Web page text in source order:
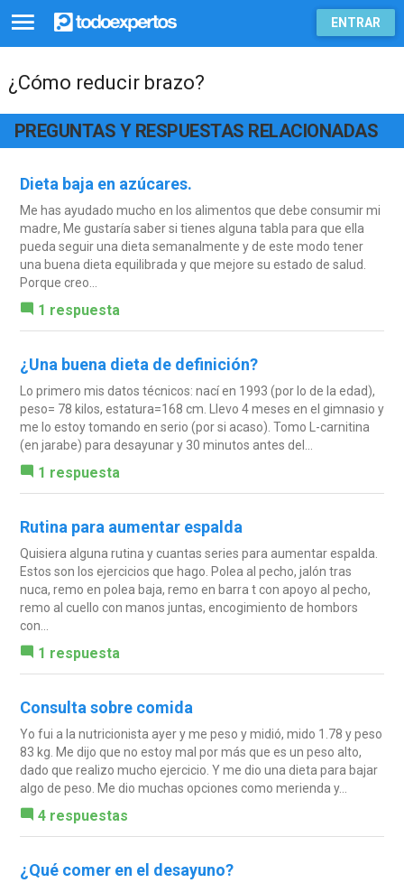
ENTRAR
¿Cómo reducir brazo?
PREGUNTAS Y RESPUESTAS RELACIONADAS
Dieta baja en azúcares.
Me has ayudado mucho en los alimentos que debe consumir mi
madre, Me gustaría saber si tienes alguna tabla para que ella
pueda seguir una dieta semanalmente y de este modo tener
una buena dieta equilibrada y que mejore su estado de salud.
Porque creo...
1 respuesta
¿Una buena dieta de definición?
Lo primero mis datos técnicos: nací en 1993 (por lo de la edad),
peso= 78 kilos, estatura=168 cm. Llevo 4 meses en el gimnasio y
me lo estoy tomando en serio (por si acaso). Tomo L-carnitina
(en jarabe) para desayunar y 30 minutos antes del...
1 respuesta
Rutina para aumentar espalda
Quisiera alguna rutina y cuantas series para aumentar espalda.
Estos son los ejercicios que hago. Polea al pecho, jalón tras
nuca, remo en polea baja, remo en barra t con apoyo al pecho,
remo al cuello con manos juntas, encogimiento de hombors
con...
1 respuesta
Consulta sobre comida
Yo fui a la nutricionista ayer y me peso y midió, mido 1.78 y peso
83 kg. Me dijo que no estoy mal por más que es un peso alto,
dado que realizo mucho ejercicio. Y me dio una dieta para bajar
algo de peso. Me dio muchas opciones como merienda y...
4 respuestas
¿Qué comer en el desayuno?